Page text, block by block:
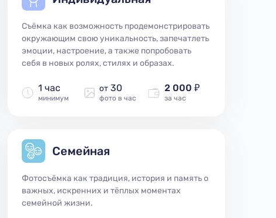
Съёмка как возможность продемонстрировать
окружающим свою уникальность, запечатлеть
эмоции, настроение, а также попробовать
себя в новых ролях, стилях и образах.
1 час
минимум
от 30
фото в час
2 000 ₽
за час
Семейная
Фотосъёмка как традиция, история и память о
важных, искренних и тёплых моментах
семейной жизни.